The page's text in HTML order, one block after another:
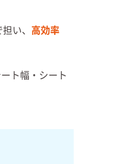
い、 高効率
ト幅・シート